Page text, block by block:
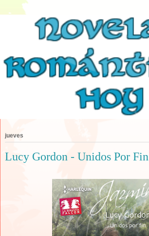
jueves
Lucy Gordon - Unidos Por Fin